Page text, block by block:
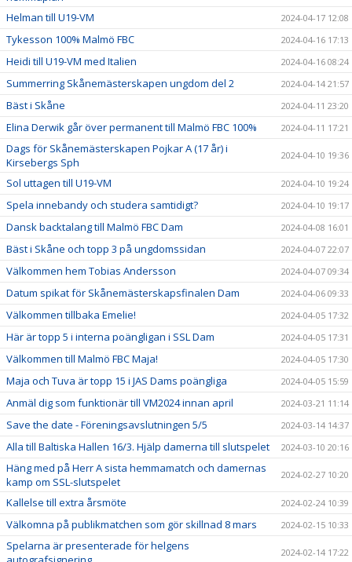
Helman till U19-VM
2024-04-17 12:08
Tykesson 100% Malmö FBC 2024-04-16 17:13
Heidi till U19-VM med Italien 2024-04-16 08:24
Summerring Skånemästerskapen ungdom del 2 2024-04-14 21:57
Bäst i Skåne 2024-04-11 23:20
Elina Derwik går över permanent till Malmö FBC 100% 2024-04-11 17:21
Dags för Skånemästerskapen Pojkar A (17 år) i
Kirsebergs Sph
2024-04-10 19:36
Sol uttagen till U19-VM 2024-04-10 19:24
Spela innebandy och studera samtidigt? 2024-04-10 19:17
Dansk backtalang till Malmö FBC Dam 2024-04-08 16:01
Bäst i Skåne och topp 3 på ungdomssidan 2024-04-07 22:07
Välkommen hem Tobias Andersson 2024-04-07 09:34
Datum spikat för Skånemästerskapsfinalen Dam 2024-04-06 09:33
Välkommen tillbaka Emelie! 2024-04-05 17:32
Här är topp 5 i interna poängligan i SSL Dam 2024-04-05 17:31
Välkommen till Malmö FBC Maja! 2024-04-05 17:30
Maja och Tuva är topp 15 i JAS Dams poängliga 2024-04-05 15:59
Anmäl dig som funktionär till VM2024 innan april 2024-03-21 11:14
Save the date - Föreningsavslutningen 5/5 2024-03-14 14:37
Alla till Baltiska Hallen 16/3. Hjälp damerna till slutspelet 2024-03-10 20:16
Häng med på Herr A sista hemmamatch och damernas
kamp om SSL-slutspelet
2024-02-27 10:20
Kallelse till extra årsmöte 2024-02-24 10:39
Välkomna på publikmatchen som gör skillnad 8 mars 2024-02-15 10:33
Spelarna är presenterade för helgens
2024-02-14 17:22